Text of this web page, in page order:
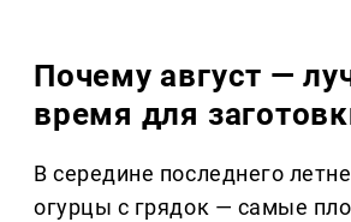
Почему август —
время для
В середине последнего
огурцы с грядок — самые